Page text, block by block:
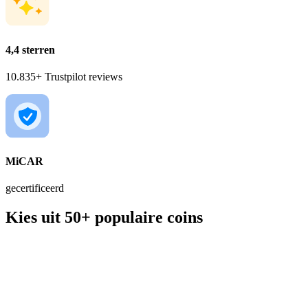
4,4 sterren
10.835+ Trustpilot reviews
MiCAR
gecertificeerd
Kies uit 50+ populaire coins